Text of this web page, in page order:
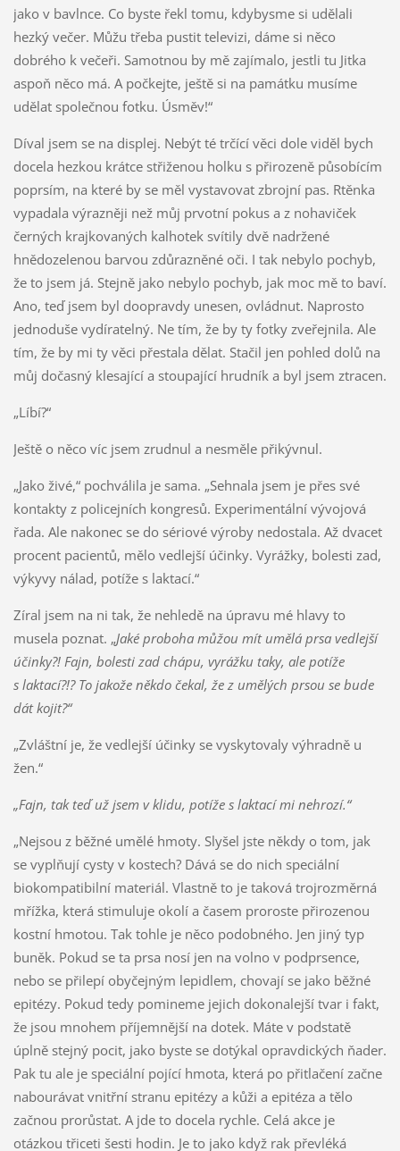
jako v bavlnce. Co byste řekl tomu, kdybysme si udělali
hezký večer. Můžu třeba pustit televizi, dáme si něco
dobrého k večeři. Samotnou by mě zajímalo, jestli tu Jitka
aspoň něco má. A počkejte, ještě si na památku musíme
udělat společnou fotku. Úsměv!“
Díval jsem se na displej. Nebýt té trčící věci dole viděl bych
docela hezkou krátce střiženou holku s přirozeně působícím
poprsím, na které by se měl vystavovat zbrojní pas. Rtěnka
vypadala výrazněji než můj prvotní pokus a z nohaviček
černých krajkovaných kalhotek svítily dvě nadržené
hnědozelenou barvou zdůrazněné oči. I tak nebylo pochyb,
že to jsem já. Stejně jako nebylo pochyb, jak moc mě to baví.
Ano, teď jsem byl doopravdy unesen, ovládnut. Naprosto
jednoduše vydíratelný. Ne tím, že by ty fotky zveřejnila. Ale
tím, že by mi ty věci přestala dělat. Stačil jen pohled dolů na
můj dočasný klesající a stoupající hrudník a byl jsem ztracen.
„Líbí?“
Ještě o něco víc jsem zrudnul a nesměle přikývnul.
„Jako živé,“ pochválila je sama. „Sehnala jsem je přes své
kontakty z policejních kongresů. Experimentální vývojová
řada. Ale nakonec se do sériové výroby nedostala. Až dvacet
procent pacientů, mělo vedlejší účinky. Vyrážky, bolesti zad,
výkyvy nálad, potíže s laktací.“
Zíral jsem na ni tak, že nehledě na úpravu mé hlavy to
musela poznat. „Jaké proboha můžou mít umělá prsa vedlejší
účinky?! Fajn, bolesti zad chápu, vyrážku taky, ale potíže
s laktací?!? To jakože někdo čekal, že z umělých prsou se bude
dát kojit?“
„Zvláštní je, že vedlejší účinky se vyskytovaly výhradně u
žen.“
„Fajn, tak teď už jsem v klidu, potíže s laktací mi nehrozí.“
„Nejsou z běžné umělé hmoty. Slyšel jste někdy o tom, jak
se vyplňují cysty v kostech? Dává se do nich speciální
biokompatibilní materiál. Vlastně to je taková trojrozměrná
mřížka, která stimuluje okolí a časem proroste přirozenou
kostní hmotou. Tak tohle je něco podobného. Jen jiný typ
buněk. Pokud se ta prsa nosí jen na volno v podprsence,
nebo se přilepí obyčejným lepidlem, chovají se jako běžné
epitézy. Pokud tedy pomineme jejich dokonalejší tvar i fakt,
že jsou mnohem příjemnější na dotek. Máte v podstatě
úplně stejný pocit, jako byste se dotýkal opravdických ňader.
Pak tu ale je speciální pojící hmota, která po přitlačení začne
nabourávat vnitřní stranu epitézy a kůži a epitéza a tělo
začnou prorůstat. A jde to docela rychle. Celá akce je
otázkou třiceti šesti hodin. Je to jako když rak převléká